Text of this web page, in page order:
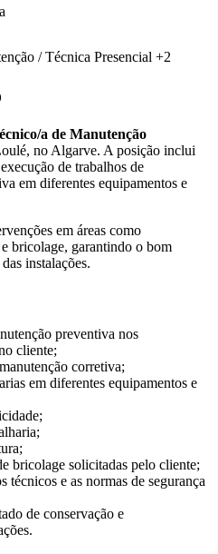
/ Técnica Presencial +2
a de Manutenção
no Algarve. A posição inclui
de trabalhos de
em diferentes equipamentos e
em áreas como
bricolage, garantindo o bom
instalações.
preventiva nos
cliente;
corretiva;
em diferentes equipamentos e
bricolage solicitadas pelo cliente;
técnicos e as normas de segurança
de conservação e